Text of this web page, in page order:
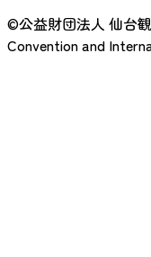
©公益財団法人 仙台
Convention and